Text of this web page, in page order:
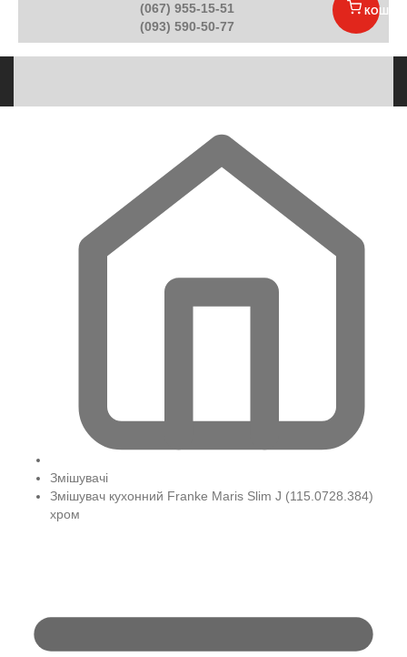
(067) 955-15-51
(093) 590-50-77
КОШИК
Змішувачі
Змішувач кухонний Franke Maris Slim J (115.0728.384)
хром